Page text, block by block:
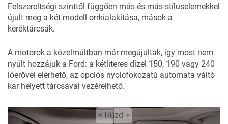
Felszereltségi szinttől függően más és más stíluselemekkel
újult meg a két modell orrkialakítása, mások a
keréktárcsák.
A motorok a közelmúltban már megújultak, így most nem
nyúlt hozzájuk a Ford: a kétliteres dízel 150, 190 vagy 240
lóerővel elérhető, az opciós nyolcfokozatú automata váltó
kar helyett tárcsával vezérelhető.
< Húzd >